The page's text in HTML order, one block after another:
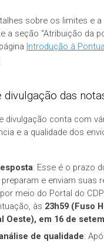
sobre os limites e
a seção “Atribuição da
Introdução à
divulgação das
divulgação conta com
e a qualidade dos
: Esse é o prazo
e enviam suas
meio do Portal do
às 23h59 (Fuso
Oeste), em 16 de
de qualidade: